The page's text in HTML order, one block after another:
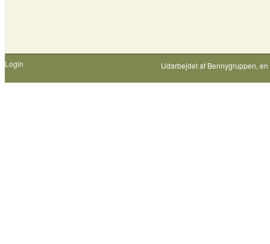
Login Udarbejdet af Bennygruppen,